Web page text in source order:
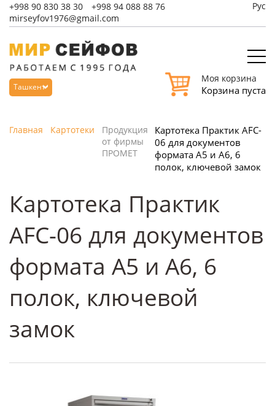
+998 90 830 38 30 +998 94 088 88 76
mirseyfov1976@gmail.com
Рус
Ташкент
Моя корзина
Корзина пуста
Главная Картотеки
Продукция
от фирмы
ПРОМЕТ
Картотека Практик AFC-
06 для документов
формата А5 и А6, 6
полок, ключевой замок
Картотека Практик
AFC-06 для документов
формата А5 и А6, 6
полок, ключевой
замок